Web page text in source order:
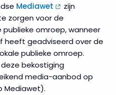
Mediawet
zijn
zorgen voor de
omroep, wanneer
geadviseerd over de
publieke omroep.
bekostiging
media-aanbod op
Mediawet).